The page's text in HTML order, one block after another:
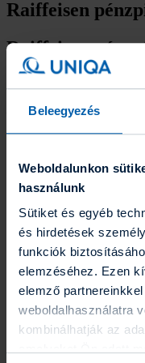
Beleegyezés
Weboldalunkon
használunk
Sütiket és egyéb
és hirdetések
funkciók
elemzéséhez. Ezen
elemző
weboldalhasználatra
kombinálhatják az
Raiffeisen
Raiffeisen
– fektet, mely elsősorban
mivoltából eredő
fekteti az összegyűjtött
Dokumentumtár
Befektetési politika
Raiffeisen
Grafikonrajzoló